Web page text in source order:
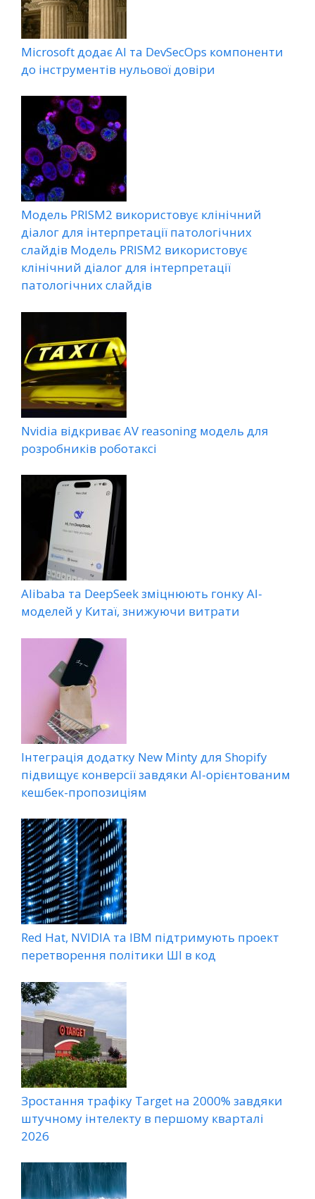
Microsoft додає AI та DevSecOps компоненти
до інструментів нульової довіри
Модель PRISM2 використовує клінічний
діалог для інтерпретації патологічних
слайдів Модель PRISM2 використовує
клінічний діалог для інтерпретації
патологічних слайдів
Nvidia відкриває AV reasoning модель для
розробників роботаксі
Alibaba та DeepSeek зміцнюють гонку AI-
моделей у Китаї, знижуючи витрати
Інтеграція додатку New Minty для Shopify
підвищує конверсії завдяки AI-орієнтованим
кешбек-пропозиціям
Red Hat, NVIDIA та IBM підтримують проект
перетворення політики ШІ в код
Зростання трафіку Target на 2000% завдяки
штучному інтелекту в першому кварталі
2026